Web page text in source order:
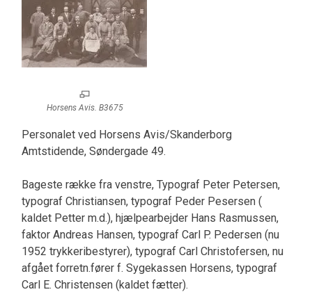
Horsens Avis. B3675
Personalet ved Horsens Avis/Skanderborg
Amtstidende, Søndergade 49.
Bageste række fra venstre, Typograf Peter Petersen,
typograf Christiansen, typograf Peder Pesersen (
kaldet Petter m.d.), hjælpearbejder Hans Rasmussen,
faktor Andreas Hansen, typograf Carl P. Pedersen (nu
1952 trykkeribestyrer), typograf Carl Christofersen, nu
afgået forretn.fører f. Sygekassen Horsens, typograf
Carl E. Christensen (kaldet fætter).